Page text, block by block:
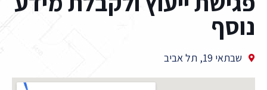
נוסף
שבתאי 19, תל אביב